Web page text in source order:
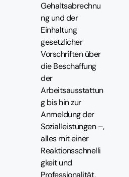
Gehaltsabrechnu
ng und der
Einhaltung
gesetzlicher
Vorschriften über
die Beschaffung
der
Arbeitsausstattun
g bis hin zur
Anmeldung der
Sozialleistungen –,
alles mit einer
Reaktionsschnelli
gkeit und
Professionalität,